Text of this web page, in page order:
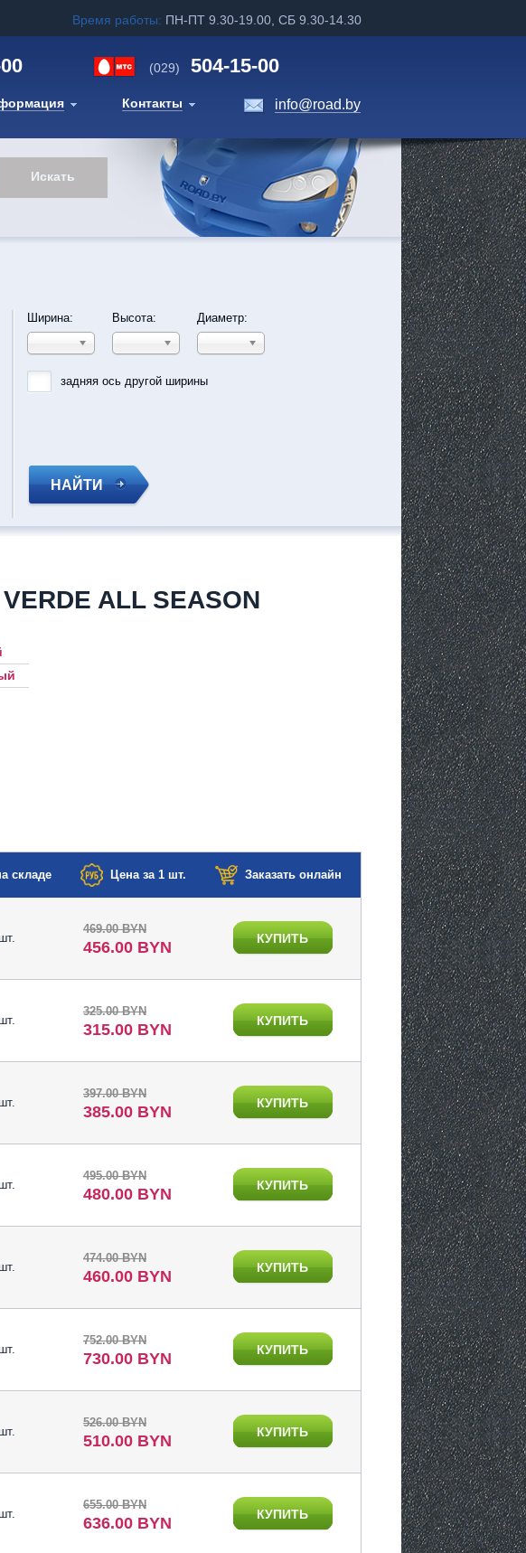
Время работы: ПН-ПТ 9.30-19.00, СБ 9.30-14.30
(029) 504-15-00
Контакты info@road.by
Ширина: Высота: Диаметр:
задняя ось другой ширины
НАЙТИ
ALL SEASON
складе Цена за 1 шт. Заказать онлайн
469.00 BYN
456.00 BYN КУПИТЬ
325.00 BYN
315.00 BYN КУПИТЬ
397.00 BYN
385.00 BYN КУПИТЬ
495.00 BYN
480.00 BYN КУПИТЬ
474.00 BYN
460.00 BYN КУПИТЬ
752.00 BYN
730.00 BYN КУПИТЬ
526.00 BYN
510.00 BYN КУПИТЬ
655.00 BYN
636.00 BYN КУПИТЬ